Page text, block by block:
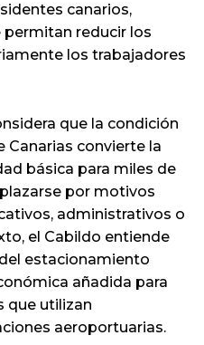
canarios,
reducir los
los trabajadores
que la condición
Canarias convierte la
básica para miles de
por motivos
administrativos o
el Cabildo entiende
estacionamiento
añadida para
que utilizan
aeroportuarias.